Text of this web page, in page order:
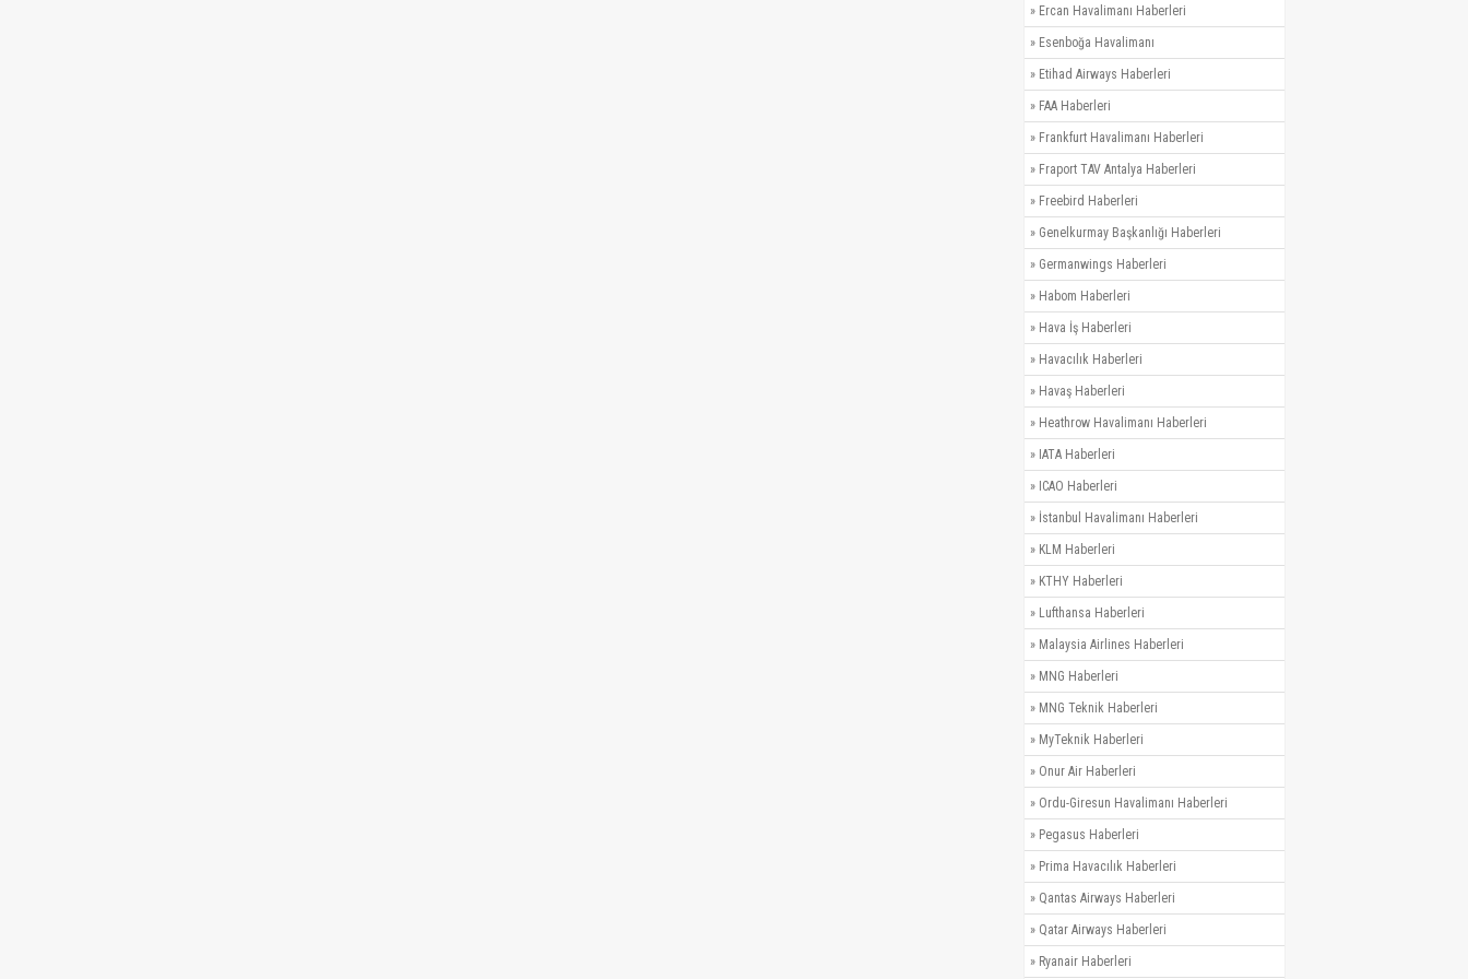
» Ercan Havalimanı Haberleri
» Esenboğa Havalimanı
» Etihad Airways Haberleri
» FAA Haberleri
» Frankfurt Havalimanı Haberleri
» Fraport TAV Antalya Haberleri
» Freebird Haberleri
» Genelkurmay Başkanlığı Haberleri
» Germanwings Haberleri
» Habom Haberleri
» Hava İş Haberleri
» Havacılık Haberleri
» Havaş Haberleri
» Heathrow Havalimanı Haberleri
» IATA Haberleri
» ICAO Haberleri
» İstanbul Havalimanı Haberleri
» KLM Haberleri
» KTHY Haberleri
» Lufthansa Haberleri
» Malaysia Airlines Haberleri
» MNG Haberleri
» MNG Teknik Haberleri
» MyTeknik Haberleri
» Onur Air Haberleri
» Ordu-Giresun Havalimanı Haberleri
» Pegasus Haberleri
» Prima Havacılık Haberleri
» Qantas Airways Haberleri
» Qatar Airways Haberleri
» Ryanair Haberleri